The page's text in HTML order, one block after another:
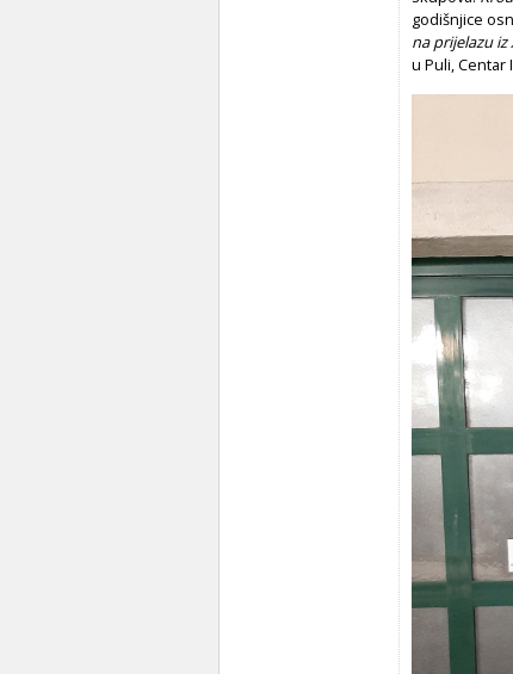
godišnjice
na prijelazu iz
u Puli, Centar